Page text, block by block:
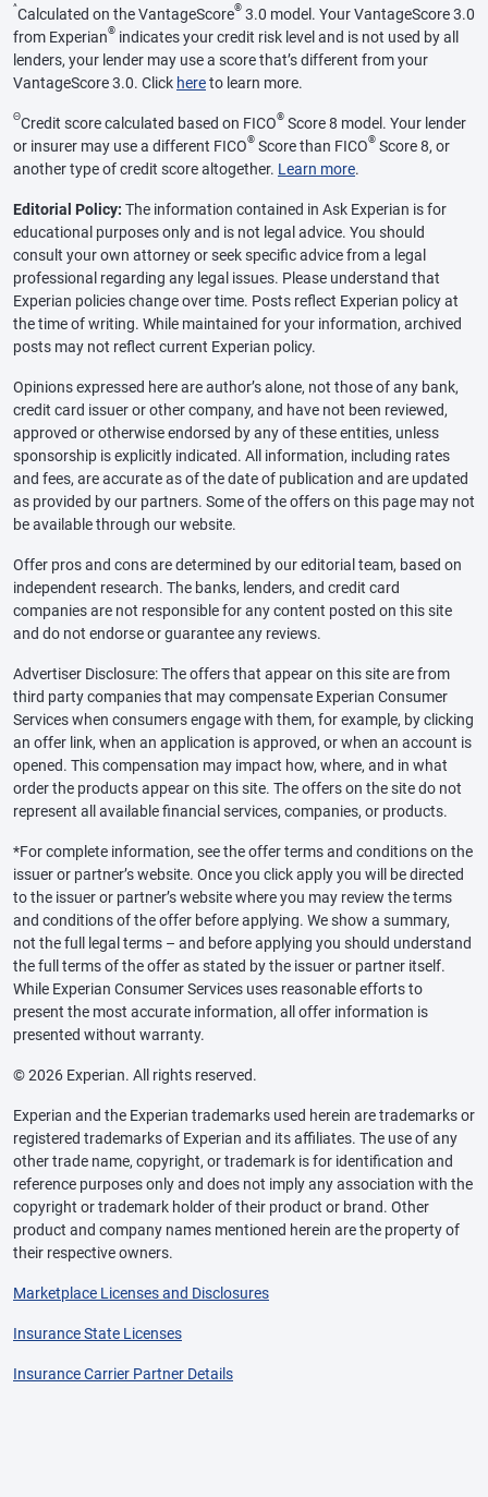
^Calculated on the VantageScore® 3.0 model. Your VantageScore 3.0
from Experian® indicates your credit risk level and is not used by all
lenders, your lender may use a score that’s different from your
VantageScore 3.0. Click hereto learn more.
ΘCredit score calculated based on FICO® Score 8 model. Your lender
or insurer may use a different FICO® Score than FICO® Score 8, or
another type of credit score altogether. Learn more.
Editorial Policy: The information contained in Ask Experian is for
educational purposes only and is not legal advice. You should
consult your own attorney or seek specific advice from a legal
professional regarding any legal issues. Please understand that
Experian policies change over time. Posts reflect Experian policy at
the time of writing. While maintained for your information, archived
posts may not reflect current Experian policy.
Opinions expressed here are author’s alone, not those of any bank,
credit card issuer or other company, and have not been reviewed,
approved or otherwise endorsed by any of these entities, unless
sponsorship is explicitly indicated. All information, including rates
and fees, are accurate as of the date of publication and are updated
as provided by our partners. Some of the offers on this page may not
be available through our website.
Offer pros and cons are determined by our editorial team, based on
independent research. The banks, lenders, and credit card
companies are not responsible for any content posted on this site
and do not endorse or guarantee any reviews.
Advertiser Disclosure: The offers that appear on this site are from
third party companies that may compensate Experian Consumer
Services when consumers engage with them, for example, by clicking
an offer link, when an application is approved, or when an account is
opened. This compensation may impact how, where, and in what
order the products appear on this site. The offers on the site do not
represent all available financial services, companies, or products.
*For complete information, see the offer terms and conditions on the
issuer or partner’s website. Once you click apply you will be directed
to the issuer or partner’s website where you may review the terms
and conditions of the offer before applying. We show a summary,
not the full legal terms – and before applying you should understand
the full terms of the offer as stated by the issuer or partner itself.
While Experian Consumer Services uses reasonable efforts to
present the most accurate information, all offer information is
presented without warranty.
© 2026 Experian. All rights reserved.
Experian and the Experian trademarks used herein are trademarks or
registered trademarks of Experian and its affiliates. The use of any
other trade name, copyright, or trademark is for identification and
reference purposes only and does not imply any association with the
copyright or trademark holder of their product or brand. Other
product and company names mentioned herein are the property of
their respective owners.
Marketplace Licenses and Disclosures
Insurance State Licenses
Insurance Carrier Partner Details